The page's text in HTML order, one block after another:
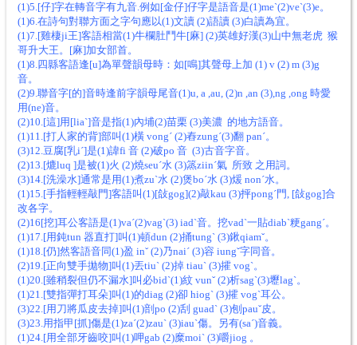
(1)5.[仔]字在轉音字有九音.例如[金仔]仔字是語音是(1)meˋ(2)veˋ(3)e。
(1)6.在詩句對聯方面之字句應以(1)文讀 (2)語讀 (3)白讀為宜。
(1)7.[雞棲ji王]客語相當(1)牛欄肚鬥牛[麻] (2)英雄好漢(3)山中無老虎 猴
哥升大王。[麻]加女部首。
(1)8.四縣客語逢[u]為單聲韻母時：如[鳴]其聲母上加 (1) v (2) m (3)g
音。
(2)9.聯音字[的]音時逢前字韻母尾音(1)u, a ,au, (2)n ,an (3),ng ,ong 時愛
用(ne)音。
(2)10.[這]用[liaˋ]音是指(1)內埔(2)苗栗 (3)美濃 的地方語音。
(1)11.[打人家的背]部叫(1)橫 vongˊ (2)舂zungˊ(3)翻 panˊ。
(3)12.豆腐[乳iˊ]是(1)諱fi 音 (2)破po 音 (3)古音字音。
(2)13.[熝luq ]是被(1)火 (2)燒seuˊ水 (3)篜ziinˊ氣 所致 之用詞。
(3)14.[洗澡水]通常是用(1)煮zuˋ水 (2)煲boˊ水 (3)煖 nonˊ水。
(1)15.[手指輕輕敲門]客語叫(1)[敆gog](2)敲kau (3)抨pongˊ門, [敆gog]合
改各字。
(2)16[挖]耳公客語是(1)vaˊ(2)vagˋ(3) iadˋ音。挖vadˋ一貼diabˋ粳gangˊ。
(1)17.[用鈍tun 器直打]叫(1)頓dun (2)捅tungˋ (3)鍬qiamˇ。
(1)18.[仍]然客語音同(1)盈 inˇ (2)乃naiˊ (3)容 iungˇ字同音。
(2)19.[正向雙手拋物]叫(1)丟tiuˋ (2)掉 tiauˋ (3)攉 vogˋ。
(1)20.[雖稍裂但仍不漏水]叫必bidˋ(1)紋 vunˇ (2)析sagˋ(3)壢lagˋ。
(1)21.[雙指彈打耳朵]叫(1)的diag (2)卻 hiogˋ (3)攉 vogˋ耳公。
(3)22.[用刀將瓜皮去掉]叫(1)剖po (2)刮 guadˋ (3)刨pauˇ皮。
(3)23.用指甲[抓]傷是(1)zaˊ(2)zauˋ (3)iauˋ傷。另有(saˊ)音義。
(1)24.[用全部牙齒咬]叫(1)呷gab (2)糜moiˋ (3)嚼jiog 。